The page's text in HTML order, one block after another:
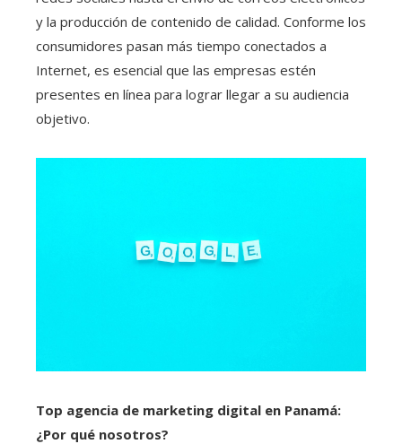
y la producción de contenido de calidad. Conforme los
consumidores pasan más tiempo conectados a
Internet, es esencial que las empresas estén
presentes en línea para lograr llegar a su audiencia
objetivo.
Top agencia de marketing digital en Panamá:
¿Por qué nosotros?